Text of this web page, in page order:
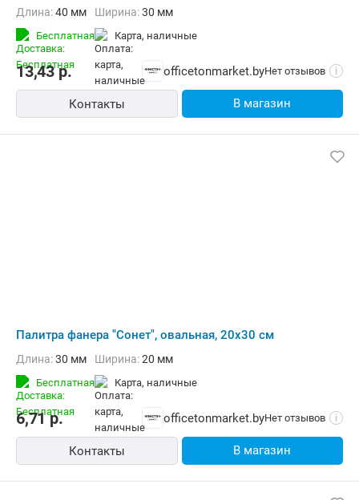
Длина:40 мм Ширина:30 мм
Бесплатная карта, наличные
13,43р. officetonmarket.byНет отзывов i
Контакты В магазин
Палитра фанера "Сонет", овальная, 20x30 см
Длина:30 мм Ширина:20 мм
Бесплатная карта, наличные
6,71р. officetonmarket.byНет отзывов i
Контакты В магазин